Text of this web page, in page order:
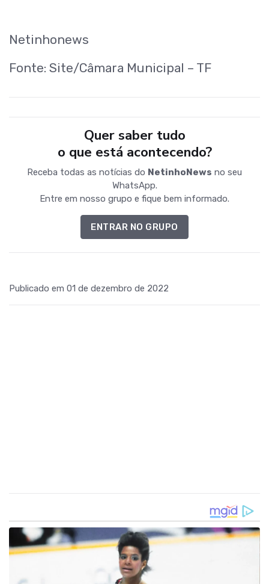
Netinhonews
Fonte: Site/Câmara Municipal – TF
Quer saber tudo
o que está acontecendo?
Receba todas as notícias do NetinhoNews no seu
WhatsApp.
Entre em nosso grupo e fique bem informado.
ENTRAR NO GRUPO
Publicado em 01 de dezembro de 2022